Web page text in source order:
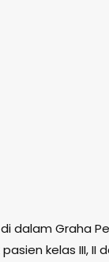
dalam Graha
kelas III, II